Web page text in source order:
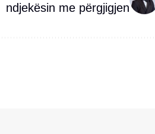
ndjekësin me përgjigjen